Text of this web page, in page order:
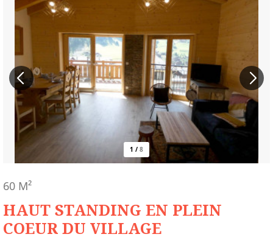
1 / 8
HAUT STANDING EN PLEIN
COEUR DU VILLAGE
60 M²